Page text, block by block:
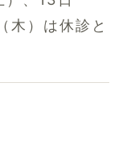
木）は休診と
月）から